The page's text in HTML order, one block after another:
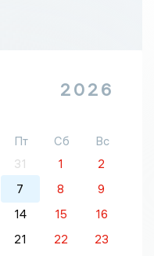
2026
Пт Сб
Вс
31 1
2
7 8
9
14 15
16
21 22
23